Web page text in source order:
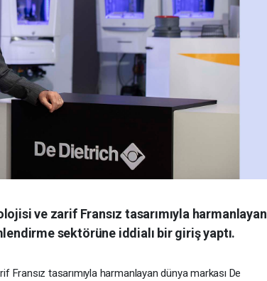
ve zarif Fransız tasarımıyla harmanlayan
sektörüne iddialı bir giriş yaptı.
tasarımıyla harmanlayan dünya markası De